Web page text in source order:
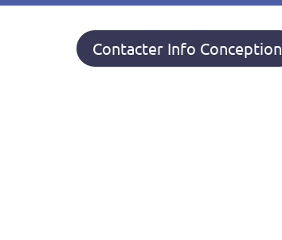
Contacter Info Conception